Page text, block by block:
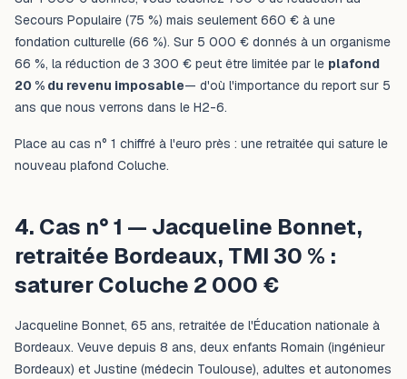
Secours Populaire (75 %) mais seulement 660 € à une
fondation culturelle (66 %). Sur 5 000 € donnés à un organisme
66 %, la réduction de 3 300 € peut être limitée par le plafond
20 % du revenu imposable— d'où l'importance du report sur 5
ans que nous verrons dans le H2-6.
Place au cas n° 1 chiffré à l'euro près : une retraitée qui sature le
nouveau plafond Coluche.
4. Cas n° 1 — Jacqueline Bonnet,
retraitée Bordeaux, TMI 30 % :
saturer Coluche 2 000 €
Jacqueline Bonnet, 65 ans, retraitée de l'Éducation nationale à
Bordeaux. Veuve depuis 8 ans, deux enfants Romain (ingénieur
Bordeaux) et Justine (médecin Toulouse), adultes et autonomes